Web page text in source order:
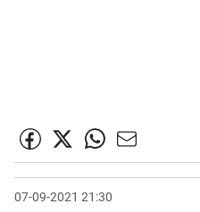
07-09-2021 21:30